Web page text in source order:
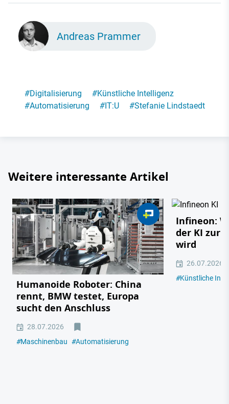
Andreas Prammer
#Digitalisierung #Künstliche Intelligenz
#Automatisierung #IT:U #Stefanie Lindstaedt
Weitere interessante Artikel
Humanoide Roboter: China
rennt, BMW testet, Europa
sucht den Anschluss
28.07.2026
#Maschinenbau #Automatisierung
Infineon:
der KI zur
wird
26.07.2026
#Künstliche